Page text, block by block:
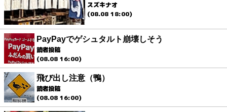
スズキナオ
(08.08 18:00)
PayPayでゲシュタルト崩壊しそう
読者投稿
(08.08 16:00)
飛び出し注意（鴨）
読者投稿
(08.08 16:00)